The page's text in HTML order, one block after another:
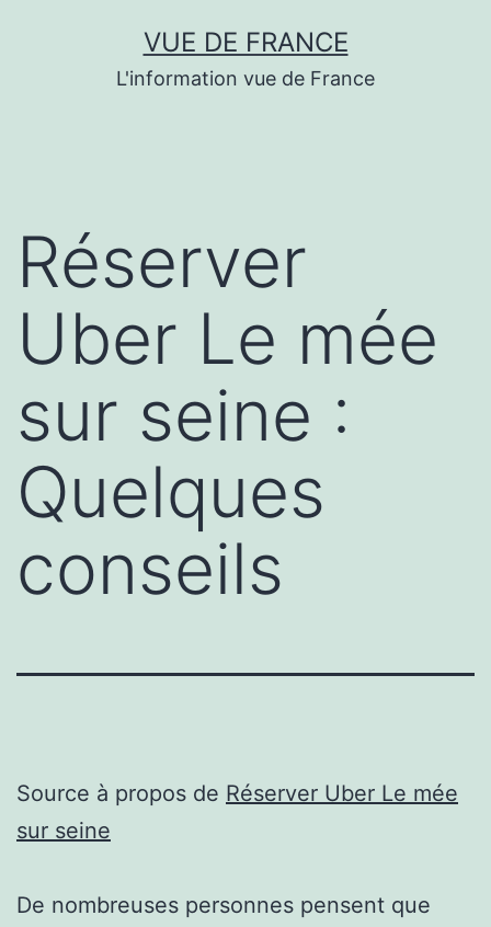
VUE DE FRANCE
L'information vue de France
Réserver
Uber Le mée
sur seine :
Quelques
conseils
Source à propos de Réserver Uber Le mée
sur seine
De nombreuses personnes pensent que